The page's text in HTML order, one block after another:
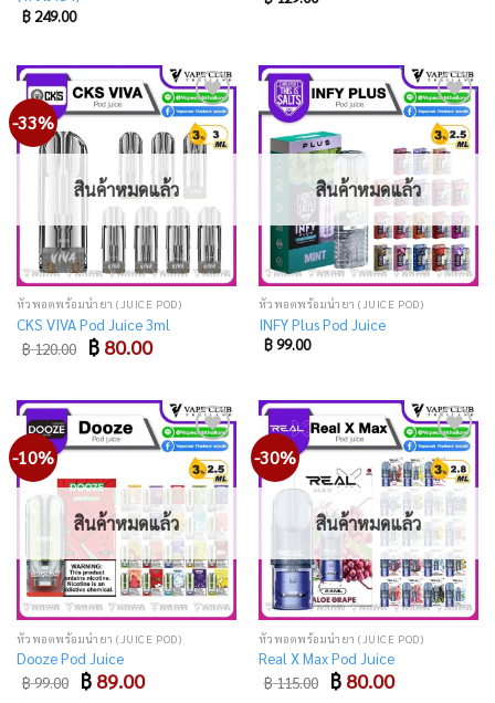
฿249.00
-33%
Add
to
wishlist
สินค้าหมดแล้ว
หัวพอตพร้อมน้ำยา (JUICE POD)
CKS VIVA Pod Juice 3ml
฿120.00 Original
price
฿ 80.00Current
price
Add
to
wishlist
สินค้าหมดแล้ว
หัวพอตพร้อมน้ำยา (JUICE POD)
INFY Plus Pod Juice
฿99.00
-10%
Add
to
wishlist
สินค้าหมดแล้ว
หัวพอตพร้อมน้ำยา (JUICE POD)
Dooze Pod Juice
฿99.00 Original
price
฿ 89.00Current
price
-30%
Add
to
wishlist
สินค้าหมดแล้ว
หัวพอตพร้อมน้ำยา (JUICE POD)
Real X Max Pod Juice
฿115.00 Original
price
฿ 80.00Current
price